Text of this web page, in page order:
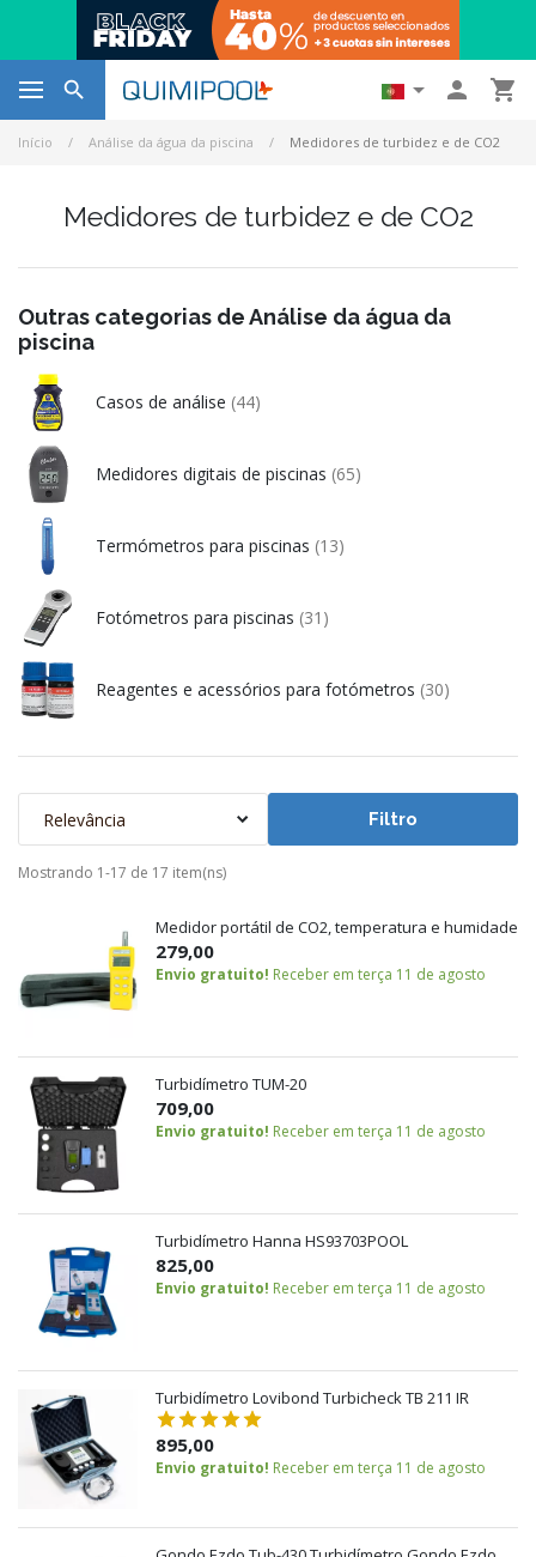
   
Início Análise da água da piscina Medidores de turbidez e de CO2
Medidores de turbidez e de CO2
Outras categorias de Análise da água da
piscina
Casos de análise (44)
Medidores digitais de piscinas (65)
Termómetros para piscinas (13)
Fotómetros para piscinas (31)
Reagentes e acessórios para fotómetros (30)
Relevância Filtro
Mostrando 1-17 de 17 item(ns)
Medidor portátil de CO2, temperatura e humidade
279,00
Envio gratuito! Receber em terça 11 de agosto
Turbidímetro TUM-20
709,00
Envio gratuito! Receber em terça 11 de agosto
Turbidímetro Hanna HS93703POOL
825,00
Envio gratuito! Receber em terça 11 de agosto
Turbidímetro Lovibond Turbicheck TB 211 IR
895,00
Envio gratuito! Receber em terça 11 de agosto